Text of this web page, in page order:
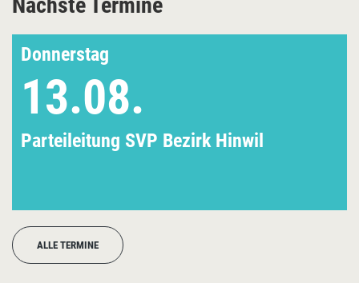
Donnerstag
13.08.
Parteileitung SVP Bezirk Hinwil
ALLE TERMINE